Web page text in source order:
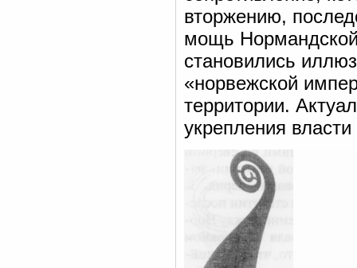
вторжению,
мощь Нормандской
становились
«норвежской
территории.
укрепления